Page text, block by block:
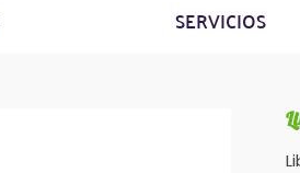
SERVICIOS